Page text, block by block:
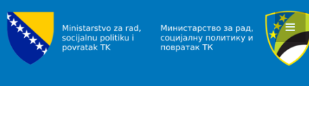
OBAVJEŠTENJA I REZULTATI
RAD I ZAPOŠLJAVANJE